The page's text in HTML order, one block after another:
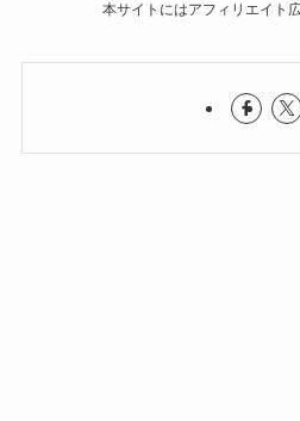
本サイトにはアフィリエイト